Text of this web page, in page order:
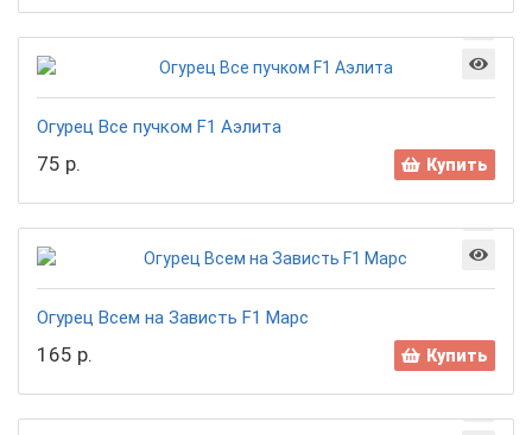
Огурец Все пучком F1 Аэлита
75 р. Купить
Огурец Всем на Зависть F1 Марс
165 р. Купить